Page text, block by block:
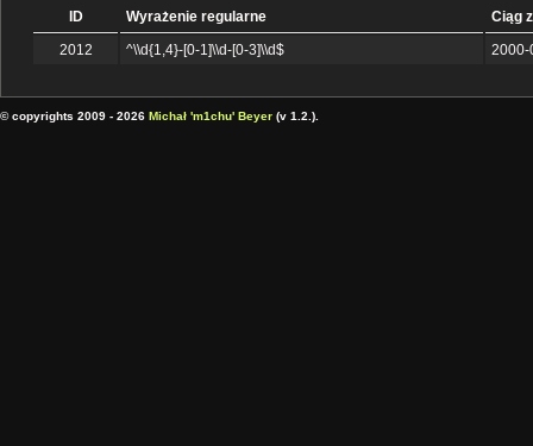
ID Wyrażenie regularne
Ciąg
2012
^\\d{1,4}-[0-1]\\d-[0-3]\\d$ 2000-
© copyrights 2009 - 2026 Michał 'm1chu' Beyer (v 1.2.).